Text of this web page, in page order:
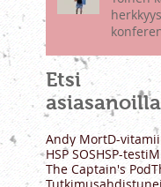
Toinen
koonti
Etsi
asiasanoilla